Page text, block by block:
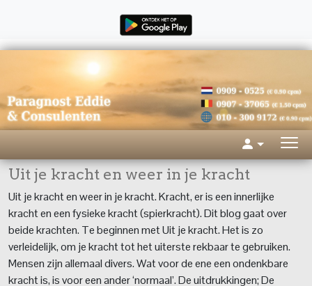
Uit je kracht en weer in je kracht
Uit je kracht en weer in je kracht. Kracht, er is een innerlijke
kracht en een fysieke kracht (spierkracht). Dit blog gaat over
beide krachten. Te beginnen met Uit je kracht. Het is zo
verleidelijk, om je kracht tot het uiterste rekbaar te gebruiken.
Mensen zijn allemaal divers. Wat voor de ene een ondenkbare
kracht is, is voor een ander ‘normaal’. De uitdrukkingen; De